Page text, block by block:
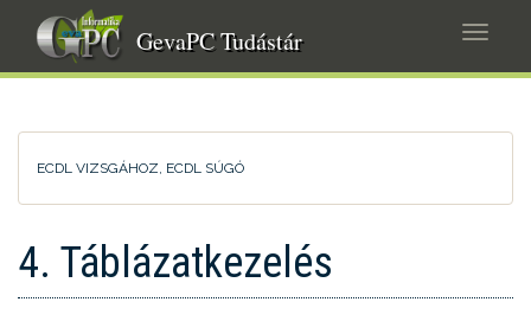
tartalomra
GevaPC Tudástár
ECDL VIZSGÁHOZ, ECDL SÚGÓ
4. Táblázatkezelés